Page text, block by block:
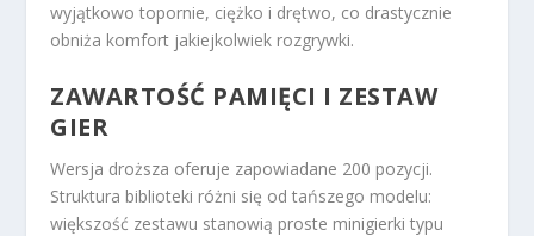
wyjątkowo topornie, ciężko i drętwo, co drastycznie
obniża komfort jakiejkolwiek rozgrywki.
ZAWARTOŚĆ PAMIĘCI I ZESTAW
GIER
Wersja droższa oferuje zapowiadane 200 pozycji.
Struktura biblioteki różni się od tańszego modelu:
większość zestawu stanowią proste minigierki typu